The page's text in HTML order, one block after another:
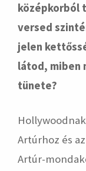
középkorból
versed
jelen
látod, miben
tünete?
Artúrhoz és
Artúr-